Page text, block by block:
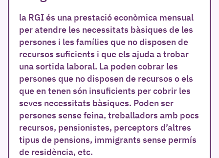
la RGI és una prestació econòmica mensual
per atendre les necessitats bàsiques de les
persones i les famílies que no disposen de
recursos suficients i que els ajuda a trobar
una sortida laboral. La poden cobrar les
persones que no disposen de recursos o els
que en tenen són insuficients per cobrir les
seves necessitats bàsiques. Poden ser
persones sense feina, treballadors amb pocs
recursos, pensionistes, perceptors d’altres
tipus de pensions, immigrants sense permís
de residència, etc.